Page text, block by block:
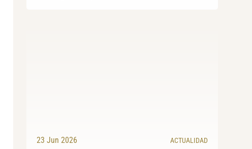
23 Jun 2026 ACTUALIDAD